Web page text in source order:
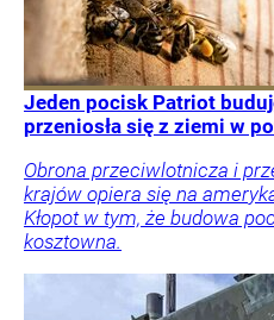
Jeden pocisk Patriot
przeniosła się z ziemi w
Obrona przeciwlotnicza i
krajów opiera się na
Kłopot w tym, że budowa
kosztowna.